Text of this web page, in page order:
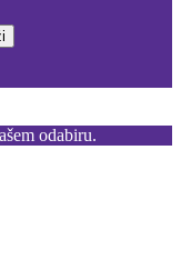
odabiru.